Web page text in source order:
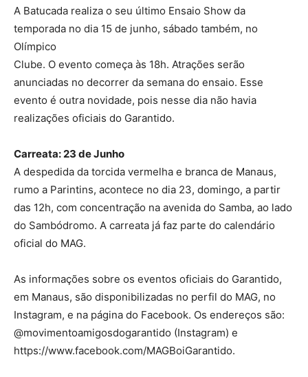
A Batucada realiza o seu último Ensaio Show da
temporada no dia 15 de junho, sábado também, no
Olímpico
Clube. O evento começa às 18h. Atrações serão
anunciadas no decorrer da semana do ensaio. Esse
evento é outra novidade, pois nesse dia não havia
realizações oficiais do Garantido.
Carreata: 23 de Junho
A despedida da torcida vermelha e branca de Manaus,
rumo a Parintins, acontece no dia 23, domingo, a partir
das 12h, com concentração na avenida do Samba, ao lado
do Sambódromo. A carreata já faz parte do calendário
oficial do MAG.
As informações sobre os eventos oficiais do Garantido,
em Manaus, são disponibilizadas no perfil do MAG, no
Instagram, e na página do Facebook. Os endereços são:
@movimentoamigosdogarantido (Instagram) e
https://www.facebook.com/MAGBoiGarantido.